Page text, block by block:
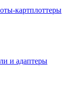
картплоттеры
и адаптеры